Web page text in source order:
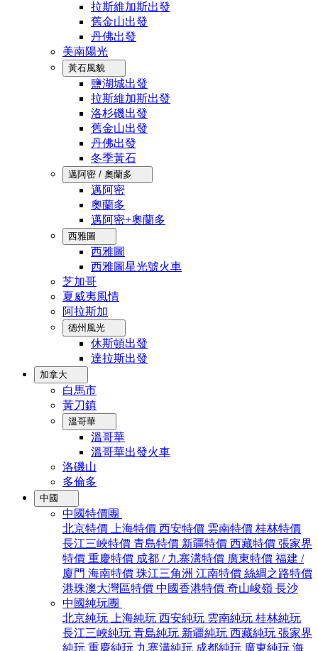
拉斯維加斯出發
舊金山出發
丹佛出發
美南陽光
黃石風貌
鹽湖城出發
拉斯維加斯出發
洛杉磯出發
舊金山出發
丹佛出發
冬季黃石
邁阿密 / 奧蘭多
邁阿密
奧蘭多
邁阿密+奧蘭多
西雅圖
西雅圖
西雅圖星光號火車
芝加哥
夏威夷風情
阿拉斯加
德州風光
休斯頓出發
達拉斯出發
加拿大
白馬市
黃刀鎮
溫哥華
溫哥華
溫哥華出發火車
洛磯山
多倫多
中國
中國特價團
北京特價
上海特價 西安特價 雲南特價 桂林特價
長江三峽特價 青島特價 新疆特價 西藏特價 張家界
特價 重慶特價 成都 / 九寨溝特價 廣東特價 福建 /
廈門 海南特價 珠江三角洲 江南特價 絲綢之路特價
港珠澳大灣區特價 中國香港特價 奇山峻嶺 長沙
中國純玩團
北京純玩
上海純玩 西安純玩 雲南純玩 桂林純玩
長江三峽純玩 青島純玩 新疆純玩 西藏純玩 張家界
純玩 重慶純玩 九寨溝純玩 成都純玩 廣東純玩 海